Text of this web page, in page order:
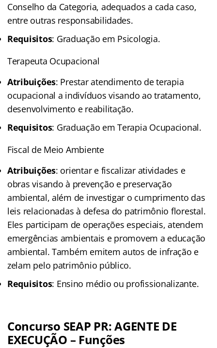
Conselho da Categoria, adequados a cada caso,
entre outras responsabilidades.
Requisitos: Graduação em Psicologia.
Terapeuta Ocupacional
Atribuições: Prestar atendimento de terapia
ocupacional a indivíduos visando ao tratamento,
desenvolvimento e reabilitação.
Requisitos: Graduação em Terapia Ocupacional.
Fiscal de Meio Ambiente
Atribuições: orientar e fiscalizar atividades e
obras visando à prevenção e preservação
ambiental, além de investigar o cumprimento das
leis relacionadas à defesa do patrimônio florestal.
Eles participam de operações especiais, atendem
emergências ambientais e promovem a educação
ambiental. Também emitem autos de infração e
zelam pelo patrimônio público.
Requisitos: Ensino médio ou profissionalizante.
Concurso SEAP PR: AGENTE DE
EXECUÇÃO – Funções